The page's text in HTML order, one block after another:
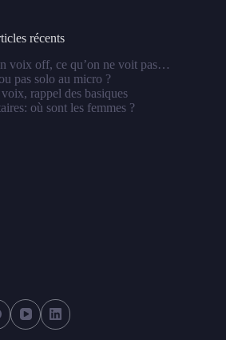
récents
voix off, ce qu’on ne voit pas…
pas solo au micro ?
rappel des basiques
où sont les femmes ?